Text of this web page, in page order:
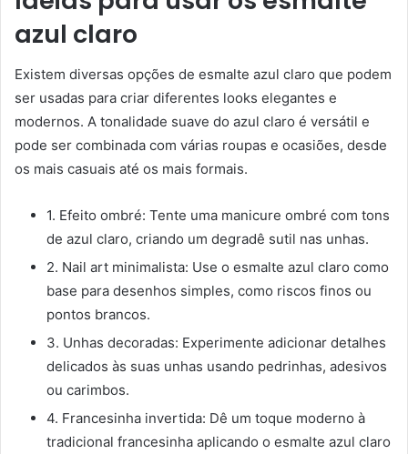
azul claro
Existem diversas opções de esmalte azul claro que podem
ser usadas para criar diferentes looks elegantes e
modernos. A tonalidade suave do azul claro é versátil e
pode ser combinada com várias roupas e ocasiões, desde
os mais casuais até os mais formais.
1. Efeito ombré: Tente uma manicure ombré com tons
de azul claro, criando um degradê sutil nas unhas.
2. Nail art minimalista: Use o esmalte azul claro como
base para desenhos simples, como riscos finos ou
pontos brancos.
3. Unhas decoradas: Experimente adicionar detalhes
delicados às suas unhas usando pedrinhas, adesivos
ou carimbos.
4. Francesinha invertida: Dê um toque moderno à
tradicional francesinha aplicando o esmalte azul claro